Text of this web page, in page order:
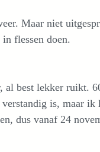
Maar niet
flessen doen.
al best lekker ruikt.
is, maar ik
dus vanaf 24